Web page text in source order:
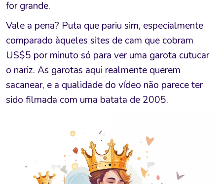
for grande.
Vale a pena? Puta que pariu sim, especialmente
comparado àqueles sites de cam que cobram
US$5 por minuto só para ver uma garota cutucar
o nariz. As garotas aqui realmente querem
sacanear, e a qualidade do vídeo não parece ter
sido filmada com uma batata de 2005.